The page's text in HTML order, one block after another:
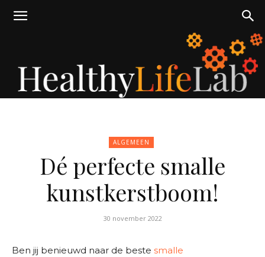
ALGEMEEN
Dé perfecte smalle
kunstkerstboom!
30 november 2022
Ben jij benieuwd naar de beste smalle